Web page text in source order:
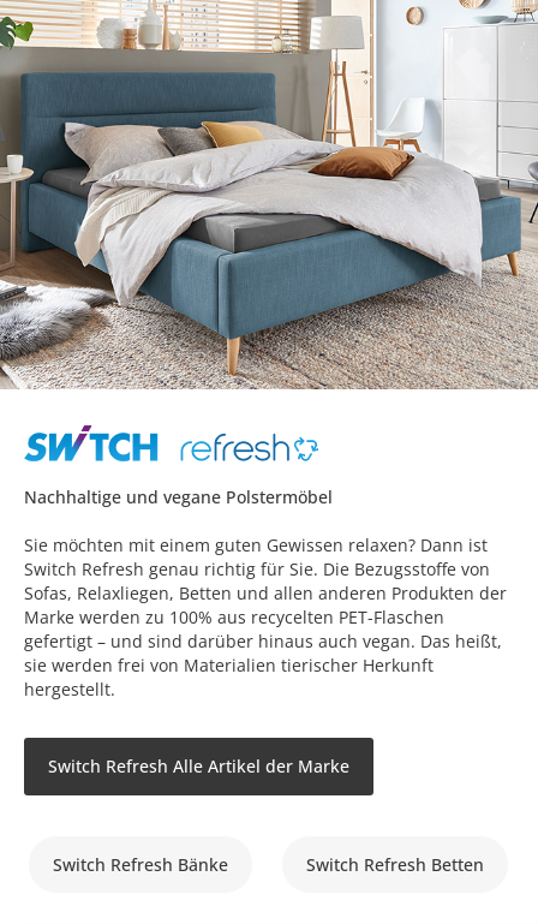
Nachhaltige und vegane Polstermöbel
Sie möchten mit einem guten Gewissen relaxen? Dann ist
Switch Refresh genau richtig für Sie. Die Bezugsstoffe von
Sofas, Relaxliegen, Betten und allen anderen Produkten der
Marke werden zu 100% aus recycelten PET-Flaschen
gefertigt – und sind darüber hinaus auch vegan. Das heißt,
sie werden frei von Materialien tierischer Herkunft
hergestellt.
Switch Refresh Alle Artikel der Marke
Switch Refresh Bänke Switch Refresh Betten